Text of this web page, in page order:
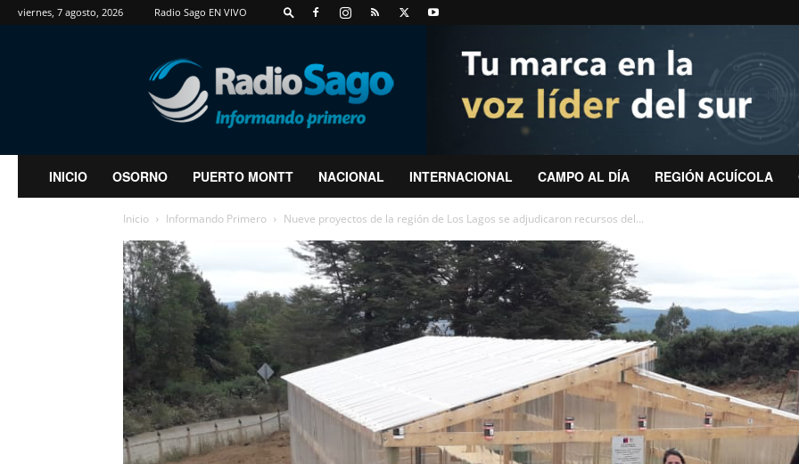
viernes, 7 agosto, 2026 Radio Sago EN VIVO
RadioSago
INICIO OSORNO PUERTO MONTT NACIONAL INTERNACIONAL CAMPO AL DÍA REGIÓN ACUÍCOLA
Inicio Informando Primero Nueve proyectos de la región de Los Lagos se adjudicaron recursos del...